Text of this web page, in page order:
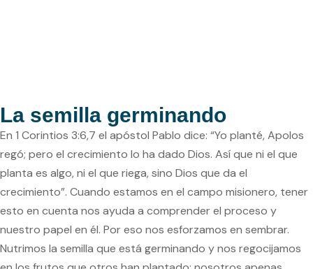
La semilla germinando
En 1 Corintios 3:6,7 el apóstol Pablo dice: “Yo planté, Apolos
regó; pero el crecimiento lo ha dado Dios. Así que ni el que
planta es algo, ni el que riega, sino Dios que da el
crecimiento”. Cuando estamos en el campo misionero, tener
esto en cuenta nos ayuda a comprender el proceso y
nuestro papel en él. Por eso nos esforzamos en sembrar.
Nutrimos la semilla que está germinando y nos regocijamos